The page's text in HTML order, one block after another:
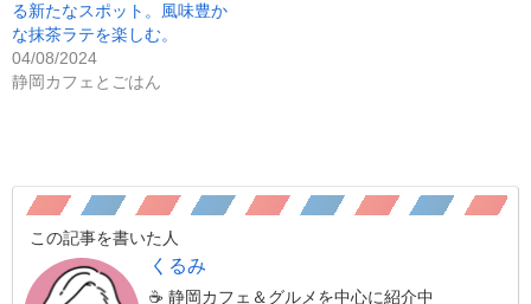
る新たなスポット。風味豊か
な抹茶ラテを楽しむ。
04/08/2024
静岡カフェとごはん
この記事を書いた人
くるみ
☕️ 静岡カフェ＆グルメを中心に紹介中